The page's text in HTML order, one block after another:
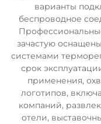
варианты
беспроводное
зачастую
системами
срок
применения,
логотипов,
компаний,
отели,